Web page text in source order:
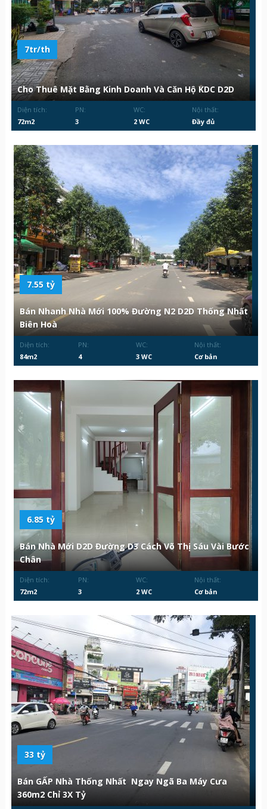
7tr/th
Cho Thuê Mặt Bằng Kinh Doanh Và Căn Hộ KDC D2D
Diện tích:
72m2
PN:
3
WC:
2 WC
Nội thất:
Đầy đủ
7.55 tỷ
Bán Nhanh Nhà Mới 100% Đường N2 D2D Thống Nhất
Biên Hoà
Diện tích:
84m2
PN:
4
WC:
3 WC
Nội thất:
Cơ bản
6.85 tỷ
Bán Nhà Mới D2D Đường D3 Cách Võ Thị Sáu Vài Bước
Chân
Diện tích:
72m2
PN:
3
WC:
2 WC
Nội thất:
Cơ bản
33 tỷ
Bán GẤP Nhà Thống Nhất Ngay Ngã Ba Máy Cưa
360m2 Chỉ 3X Tỷ